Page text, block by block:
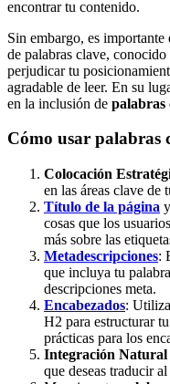
encontrar tu contenido.
Sin embargo, es
de palabras clave, conocido
perjudicar tu
agradable de leer. En su
en la inclusión de palabras
Cómo usar palabras
Colocación
en las áreas clave de
Título de la página y
cosas que los
más sobre las
Metadescripciones:
que incluya tu
descripciones meta.
Encabezados:
H2 para estructurar
prácticas para los
Integración Natural
que deseas traducir